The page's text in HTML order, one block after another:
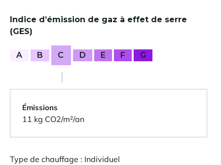
Indice d’émission de gaz à effet de serre
(GES)
A B C D E F G
Émissions
11 kg CO2/m²/an
Type de chauffage : Individuel